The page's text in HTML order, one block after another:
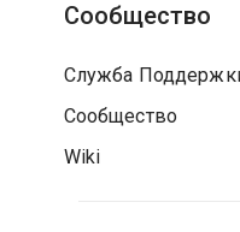
Сообщество
Служба
Сообщество
Wiki